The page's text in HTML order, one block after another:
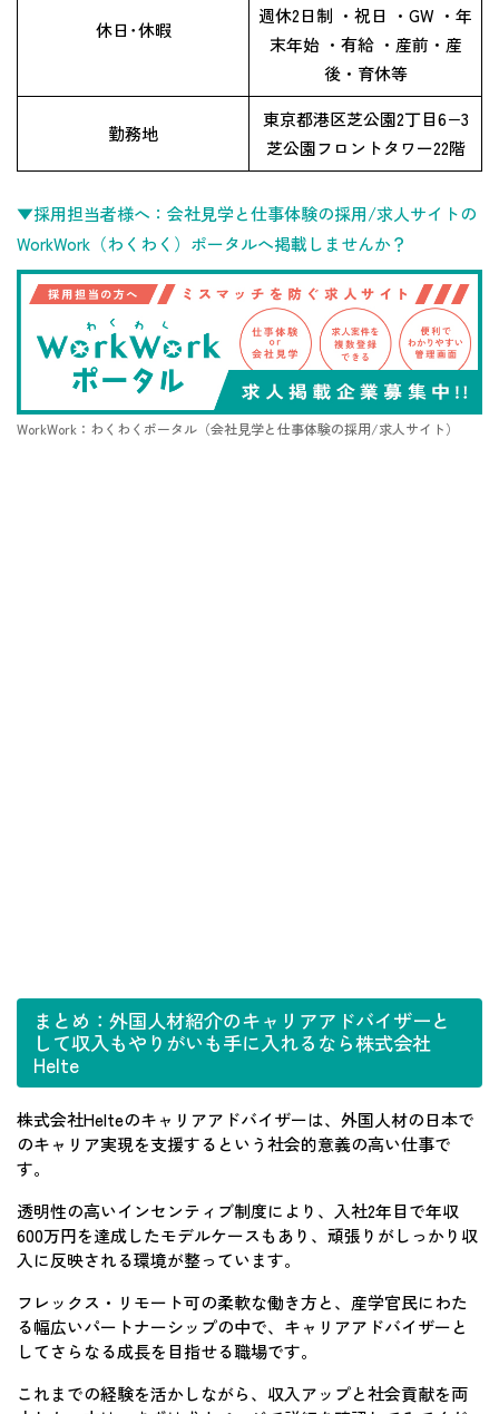
休日･休暇
週休2日制 ・祝日 ・GW ・年
末年始 ・有給 ・産前・産
後・育休等
勤務地
東京都港区芝公園2丁目6−3
芝公園フロントタワー22階
▼採用担当者様へ：会社見学と仕事体験の採用/求人サイトの
WorkWork（わくわく）ポータルへ掲載しませんか？
WorkWork：わくわくポータル（会社見学と仕事体験の採用/求人サイト）
まとめ：外国人材紹介のキャリアアドバイザーと
して収入もやりがいも手に入れるなら株式会社
Helte
株式会社Helteのキャリアアドバイザーは、外国人材の日本で
のキャリア実現を支援するという社会的意義の高い仕事で
す。
透明性の高いインセンティブ制度により、入社2年目で年収
600万円を達成したモデルケースもあり、頑張りがしっかり収
入に反映される環境が整っています。
フレックス・リモート可の柔軟な働き方と、産学官民にわた
る幅広いパートナーシップの中で、キャリアアドバイザーと
してさらなる成長を目指せる職場です。
これまでの経験を活かしながら、収入アップと社会貢献を両